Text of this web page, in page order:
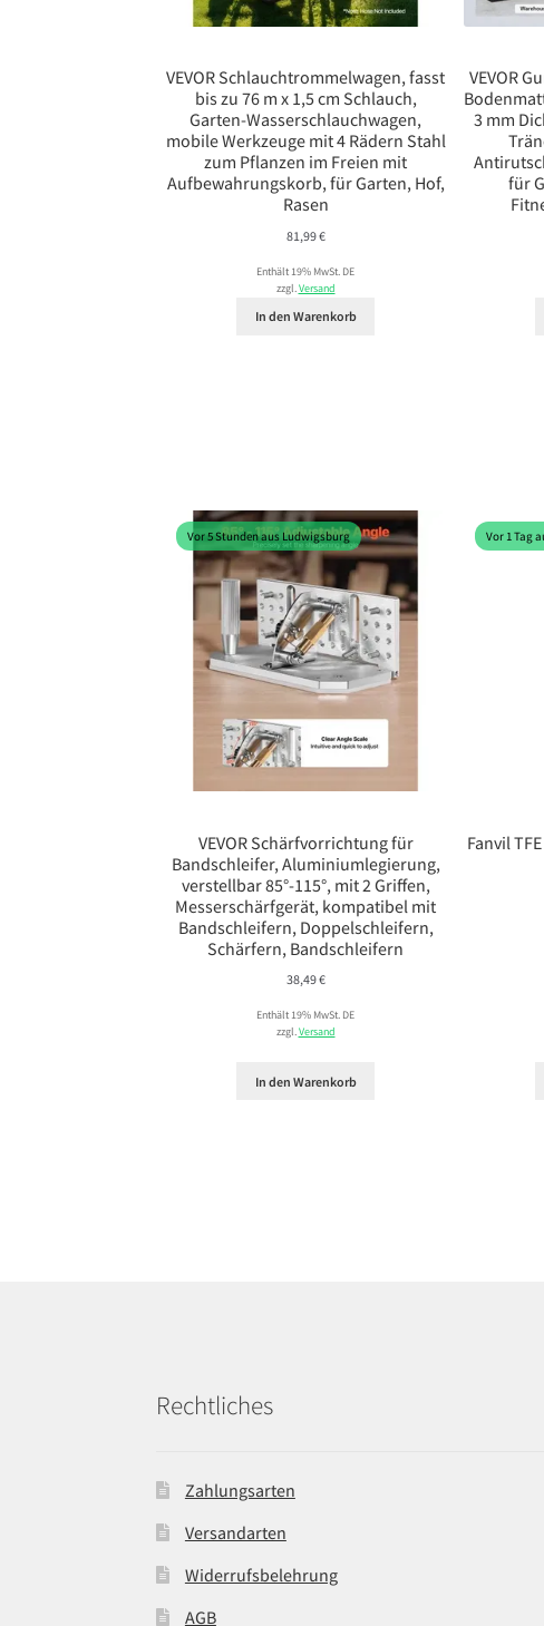
VEVOR Schlauchtrommelwagen, fasst
bis zu 76 m x 1,5 cm Schlauch,
Garten-Wasserschlauchwagen,
mobile Werkzeuge mit 4 Rädern Stahl
zum Pflanzen im Freien mit
Aufbewahrungskorb, für Garten, Hof,
Rasen
81,99€
Enthält 19% MwSt. DE
zzgl.Versand
In den Warenkorb
VEVOR
3 mm
für
Vor 5 Stunden aus Ludwigsburg
VEVOR Schärfvorrichtung für
Bandschleifer, Aluminiumlegierung,
verstellbar 85°-115°, mit 2 Griffen,
Messerschärfgerät, kompatibel mit
Bandschleifern, Doppelschleifern,
Schärfern, Bandschleifern
38,49€
Enthält 19% MwSt. DE
zzgl.Versand
In den Warenkorb
Vor 1 Tag
Fanvil
Rechtliches
Zahlungsarten
Versandarten
Widerrufsbelehrung
AGB